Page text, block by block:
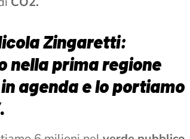
Zingaretti:
nella prima regione
agenda e lo portiamo
.